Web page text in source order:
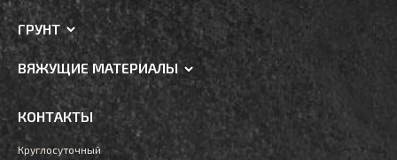
ГРУНТ
ВЯЖУЩИЕ МАТЕРИАЛЫ
КОНТАКТЫ
Круглосуточный